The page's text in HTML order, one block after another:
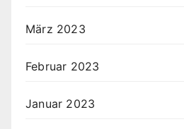
März 2023
Februar 2023
Januar 2023